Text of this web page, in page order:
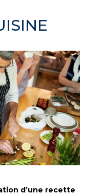
d’une recette